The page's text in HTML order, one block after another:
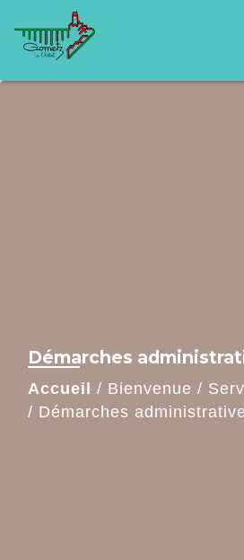
Démarches
Accueil / Bienvenue /
/ Démarches